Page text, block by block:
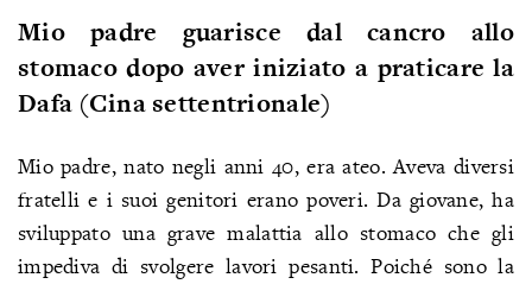
Mio padre guarisce dal cancro allo
stomaco dopo aver iniziato a praticare la
Dafa (Cina settentrionale)
Mio padre, nato negli anni 40, era ateo. Aveva diversi
fratelli e i suoi genitori erano poveri. Da giovane, ha
sviluppato una grave malattia allo stomaco che gli
impediva di svolgere lavori pesanti. Poiché sono la